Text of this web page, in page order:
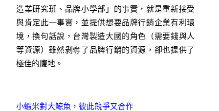
造業研究班、品牌小學部」的事實，就是重新接受
與肯定此一事實，並提供想要品牌行銷企業有利環
境，換句話說，台灣製造大國的角色（需要錢與人
等資源）雖然剝奪了品牌行銷的資源，卻也提供了
極佳的腹地。
小蝦米對大鯨魚，彼此競爭又合作